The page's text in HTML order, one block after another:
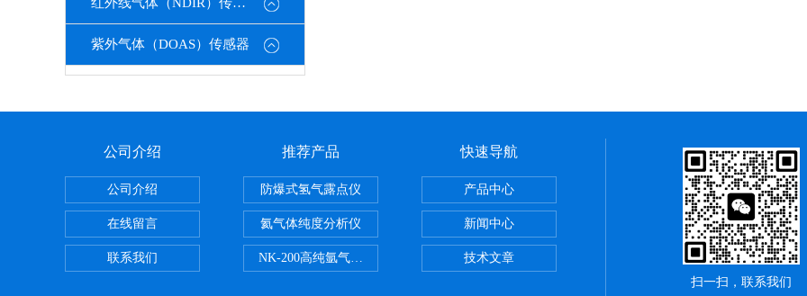
紫外气体（DOAS）传感器
公司介绍
公司介绍
在线留言
联系我们
推荐产品
防爆式氢气露点仪
氦气体纯度分析仪
NK-200高纯氩气纯度分析仪
快速导航
产品中心
新闻中心
技术文章
扫一扫，联系我们